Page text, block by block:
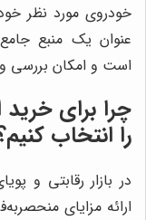
خودروی مورد نظر
عنوان یک منبع
است و امکان بررسی
چرا برای
را انتخاب
در بازار رقابتی و
ارائه مزایای